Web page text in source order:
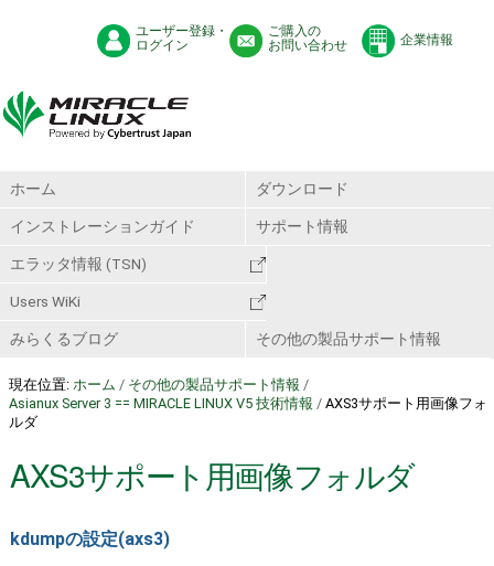
ユーザー登録・
ログイン
ご購入の
お問い合わせ
企業情報
ホーム ダウンロード
インストレーションガイド サポート情報
エラッタ情報 (TSN)
Users WiKi
みらくるブログ その他の製品サポート情報
現在位置: ホーム / その他の製品サポート情報 /
Asianux Server 3 == MIRACLE LINUX V5 技術情報 / AXS3サポート用画像フォ
ルダ
AXS3サポート用画像フォルダ
kdumpの設定(axs3)